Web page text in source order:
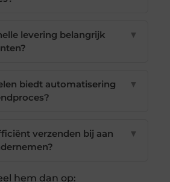
levering belangrijk
▼
biedt automatisering
▼
verzenden bij aan
▼
hem dan op: